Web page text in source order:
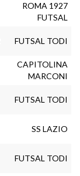
ROMA 1927
FUTSAL
FUTSAL TODI
CAPITOLINA
MARCONI
FUTSAL TODI
SS LAZIO
FUTSAL TODI